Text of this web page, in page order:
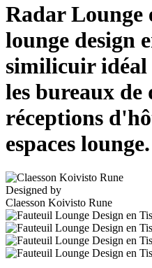
Radar Lounge
lounge design
similicuir
les bureaux de
réceptions
espaces lounge.
Designed by
Claesson Koivisto Rune